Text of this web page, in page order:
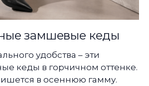
замшевые кеды
удобства – эти
кеды в горчичном оттенке.
в осеннюю гамму.